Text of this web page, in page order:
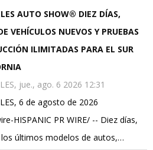
AUTO SHOW® DIEZ DÍAS,
VEHÍCULOS NUEVOS Y PRUEBAS
ILIMITADAS PARA EL SUR
jue., ago. 6 2026 12:31
6 de agosto de 2026
HISPANIC PR WIRE/ -- Diez días,
últimos modelos de autos,…